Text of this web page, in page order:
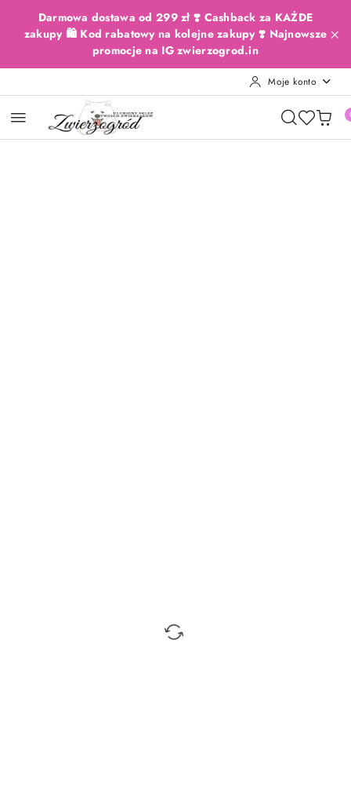
Przejdź do treści głównej
Przejdź do wyszukiwarki
Przejdź do moje konto
Przejdź do menu głównego
Przejdź do opisu produktu
Przejdź do stopki
Darmowa dostawa od 299 zł ❣️ Cashback za KAŻDE
zakupy 🛍️ Kod rabatowy na kolejne zakupy ❣️ Najnowsze
promocje na IG zwierzogrod.in
Moje konto